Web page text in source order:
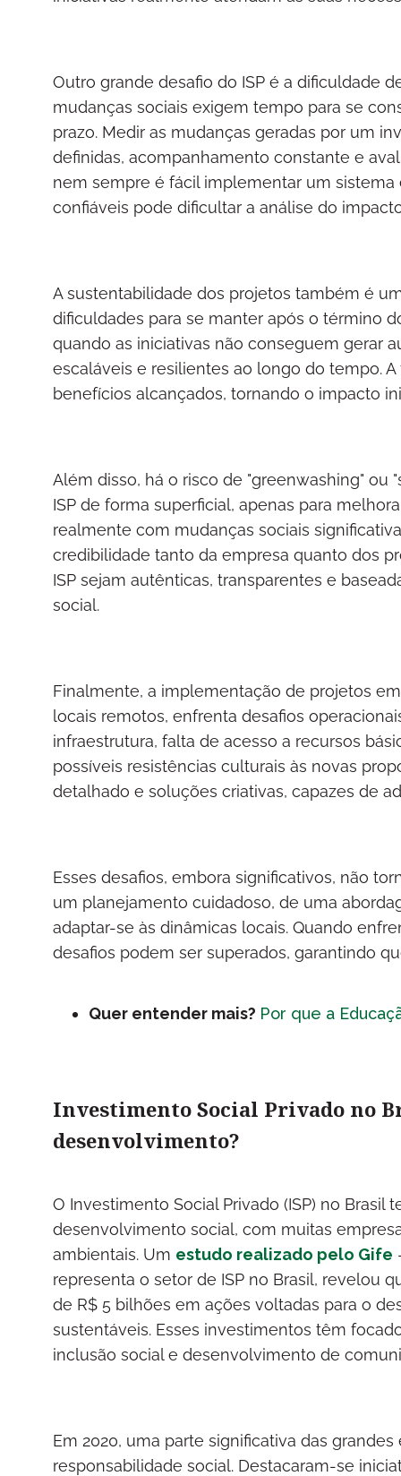
Outro grande desafio do ISP é a dificuldade
mudanças sociais exigem tempo para se
prazo. Medir as mudanças geradas por um
definidas, acompanhamento constante e
nem sempre é fácil implementar um
confiáveis pode dificultar a análise do
A sustentabilidade dos projetos também é
dificuldades para se manter após o término
quando as iniciativas não conseguem gerar
escaláveis e resilientes ao longo do tempo.
benefícios alcançados, tornando o impacto
Além disso, há o risco de "greenwashing" ou
ISP de forma superficial, apenas para
realmente com mudanças sociais
credibilidade tanto da empresa quanto dos
ISP sejam autênticas, transparentes e
social.
Finalmente, a implementação de projetos
locais remotos, enfrenta desafios
infraestrutura, falta de acesso a recursos
possíveis resistências culturais às novas
detalhado e soluções criativas, capazes de
Esses desafios, embora significativos, não
um planejamento cuidadoso, de uma
adaptar-se às dinâmicas locais. Quando
desafios podem ser superados, garantindo
Quer entender mais? Por que a
Investimento Social Privado no
desenvolvimento?
O Investimento Social Privado (ISP) no
desenvolvimento social, com muitas
ambientais. Um estudo realizado pelo Gife
representa o setor de ISP no Brasil, revelou
de R$ 5 bilhões em ações voltadas para o
sustentáveis. Esses investimentos têm
inclusão social e desenvolvimento de
Em 2020, uma parte significativa das
responsabilidade social. Destacaram-se